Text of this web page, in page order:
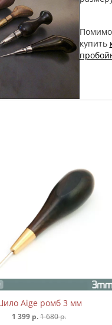
Помимо
купить
Aige ромб 3 мм
1 399 р.1 680 р.